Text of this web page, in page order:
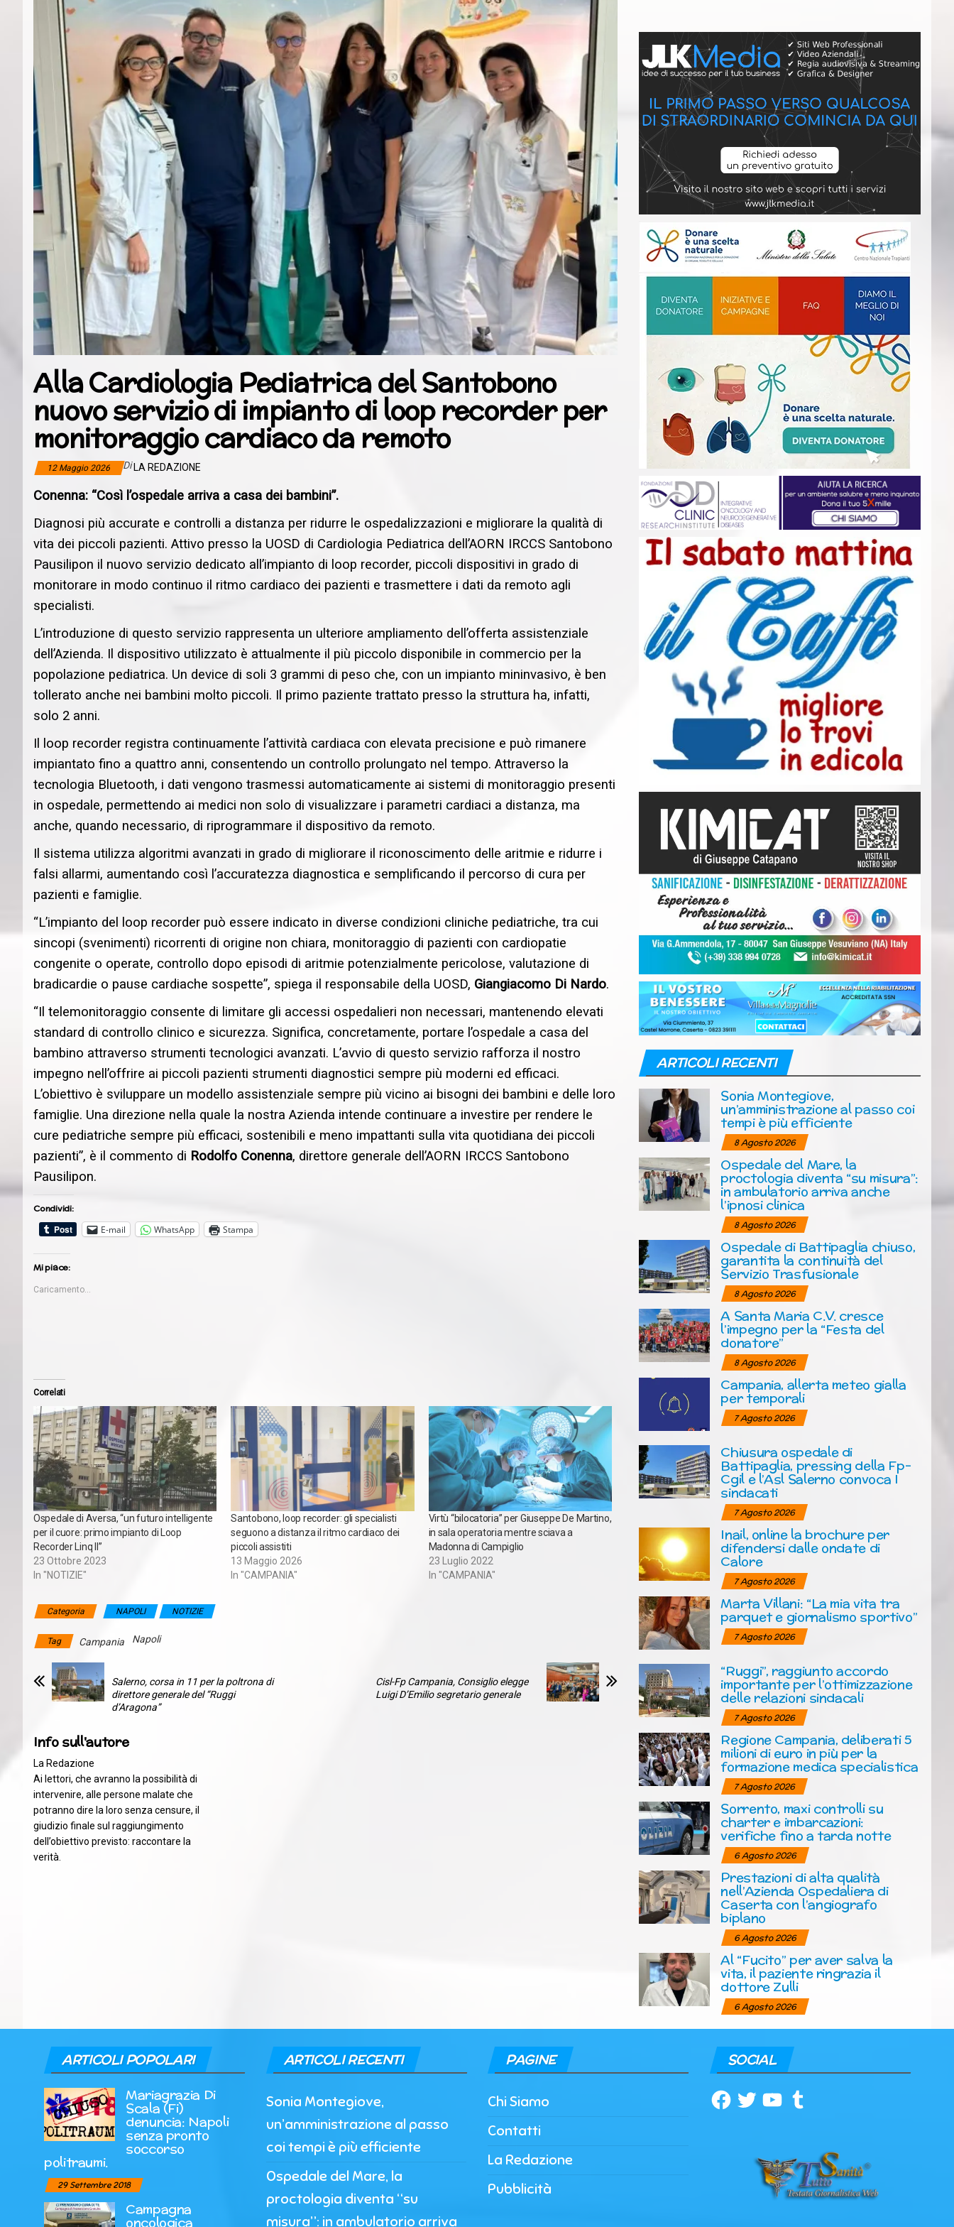
Alla Cardiologia Pediatrica del Santobono
nuovo servizio di impianto di loop recorder per
monitoraggio cardiaco da remoto
12 Maggio 2026 Di LA REDAZIONE
Conenna: “Così l’ospedale arriva a casa dei bambini”.
Diagnosi più accurate e controlli a distanza per ridurre le ospedalizzazioni e migliorare la qualità di
vita dei piccoli pazienti. Attivo presso la UOSD di Cardiologia Pediatrica dell’AORN IRCCS Santobono
Pausilipon il nuovo servizio dedicato all’impianto di loop recorder, piccoli dispositivi in grado di
monitorare in modo continuo il ritmo cardiaco dei pazienti e trasmettere i dati da remoto agli
specialisti.
L’introduzione di questo servizio rappresenta un ulteriore ampliamento dell’offerta assistenziale
dell’Azienda. Il dispositivo utilizzato è attualmente il più piccolo disponibile in commercio per la
popolazione pediatrica. Un device di soli 3 grammi di peso che, con un impianto mininvasivo, è ben
tollerato anche nei bambini molto piccoli. Il primo paziente trattato presso la struttura ha, infatti,
solo 2 anni.
Il loop recorder registra continuamente l’attività cardiaca con elevata precisione e può rimanere
impiantato fino a quattro anni, consentendo un controllo prolungato nel tempo. Attraverso la
tecnologia Bluetooth, i dati vengono trasmessi automaticamente ai sistemi di monitoraggio presenti
in ospedale, permettendo ai medici non solo di visualizzare i parametri cardiaci a distanza, ma
anche, quando necessario, di riprogrammare il dispositivo da remoto.
Il sistema utilizza algoritmi avanzati in grado di migliorare il riconoscimento delle aritmie e ridurre i
falsi allarmi, aumentando così l’accuratezza diagnostica e semplificando il percorso di cura per
pazienti e famiglie.
“L’impianto del loop recorder può essere indicato in diverse condizioni cliniche pediatriche, tra cui
sincopi (svenimenti) ricorrenti di origine non chiara, monitoraggio di pazienti con cardiopatie
congenite o operate, controllo dopo episodi di aritmie potenzialmente pericolose, valutazione di
bradicardie o pause cardiache sospette”, spiega il responsabile della UOSD, Giangiacomo Di Nardo.
“Il telemonitoraggio consente di limitare gli accessi ospedalieri non necessari, mantenendo elevati
standard di controllo clinico e sicurezza. Significa, concretamente, portare l’ospedale a casa del
bambino attraverso strumenti tecnologici avanzati. L’avvio di questo servizio rafforza il nostro
impegno nell’offrire ai piccoli pazienti strumenti diagnostici sempre più moderni ed efficaci.
L’obiettivo è sviluppare un modello assistenziale sempre più vicino ai bisogni dei bambini e delle loro
famiglie. Una direzione nella quale la nostra Azienda intende continuare a investire per rendere le
cure pediatriche sempre più efficaci, sostenibili e meno impattanti sulla vita quotidiana dei piccoli
pazienti”, è il commento di Rodolfo Conenna, direttore generale dell’AORN IRCCS Santobono
Pausilipon.
Condividi:
E-mail
WhatsApp Stampa
Mi piace:
Caricamento...
Correlati
Ospedale di Aversa, “un futuro intelligente
per il cuore: primo impianto di Loop
Recorder Linq II”
23 Ottobre 2023
In "NOTIZIE"
Santobono, loop recorder: gli specialisti
seguono a distanza il ritmo cardiaco dei
piccoli assistiti
13 Maggio 2026
In "CAMPANIA"
Virtù “bilocatoria” per Giuseppe De Martino,
in sala operatoria mentre sciava a
Madonna di Campiglio
23 Luglio 2022
In "CAMPANIA"
Categoria NAPOLI NOTIZIE
Tag Campania Napoli
Salerno, corsa in 11 per la poltrona di
direttore generale del “Ruggi
d’Aragona”
Cisl-Fp Campania, Consiglio elegge
Luigi D’Emilio segretario generale
Info sull'autore
La Redazione
Ai lettori, che avranno la possibilità di
intervenire, alle persone malate che
potranno dire la loro senza censure, il
giudizio finale sul raggiungimento
dell’obiettivo previsto: raccontare la
verità.
ARTICOLI RECENTI
Sonia Montegiove,
un’amministrazione al passo coi
tempi è più efficiente
8 Agosto 2026
Ospedale del Mare, la
proctologia diventa “su misura”:
in ambulatorio arriva anche
l’ipnosi clinica
8 Agosto 2026
Ospedale di Battipaglia chiuso,
garantita la continuità del
Servizio Trasfusionale
8 Agosto 2026
A Santa Maria C.V. cresce
l’impegno per la “Festa del
donatore”
8 Agosto 2026
Campania, allerta meteo gialla
per temporali
7 Agosto 2026
Chiusura ospedale di
Battipaglia, pressing della Fp-
Cgil e l’Asl Salerno convoca I
sindacati
7 Agosto 2026
Inail, online la brochure per
difendersi dalle ondate di
Calore
7 Agosto 2026
Marta Villani: “La mia vita tra
parquet e giornalismo sportivo”
7 Agosto 2026
“Ruggi”, raggiunto accordo
importante per l’ottimizzazione
delle relazioni sindacali
7 Agosto 2026
Regione Campania, deliberati 5
milioni di euro in più per la
formazione medica specialistica
7 Agosto 2026
Sorrento, maxi controlli su
charter e imbarcazioni:
verifiche fino a tarda notte
6 Agosto 2026
Prestazioni di alta qualità
nell’Azienda Ospedaliera di
Caserta con l’angiografo
biplano
6 Agosto 2026
Al “Fucito” per aver salva la
vita, il paziente ringrazia il
dottore Zulli
6 Agosto 2026
ARTICOLI POPOLARI
Mariagrazia Di
Scala (Fi)
denuncia: Napoli
senza pronto
soccorso
politraumi.
29 Settembre 2018
Campagna
oncologica
ARTICOLI RECENTI
Sonia Montegiove,
un’amministrazione al passo
coi tempi è più efficiente
Ospedale del Mare, la
proctologia diventa “su
misura”: in ambulatorio arriva
PAGINE
Chi Siamo
Contatti
La Redazione
Pubblicità
SOCIAL
Facebook
TwitterYouTubeTumblr